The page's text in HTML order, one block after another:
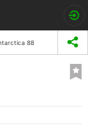
88